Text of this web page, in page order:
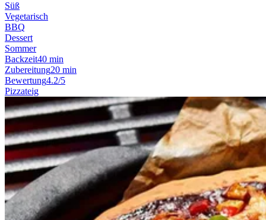
Süß
Vegetarisch
BBQ
Dessert
Sommer
Backzeit40 min
Zubereitung20 min
Bewertung4.2/5
Pizzateig